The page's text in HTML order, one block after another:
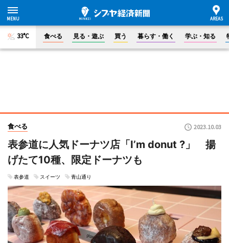
33°C 食べる 見る・遊ぶ 買う 暮らす・働く 学ぶ・知る
食べる 2023.10.03
表参道に人気ドーナツ店「I’m donut ?」 揚
げたて10種、限定ドーナツも
表参道 スイーツ 青山通り